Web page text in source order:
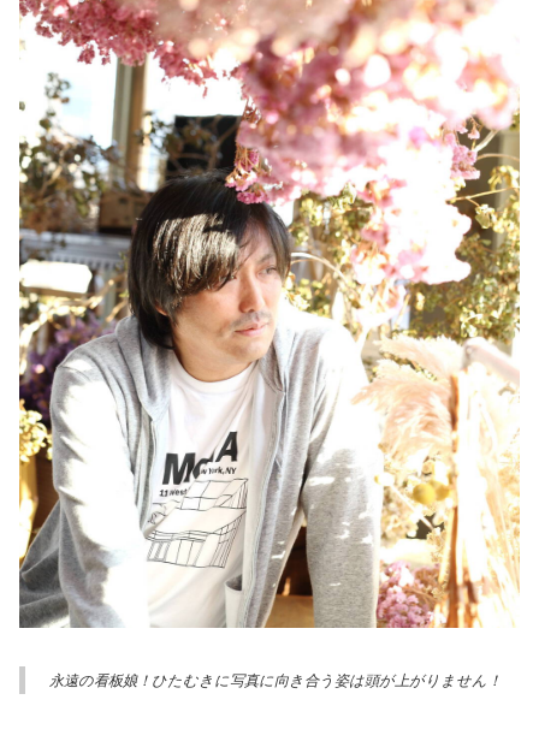
永遠の看板娘！ひたむきに写真に向き合う姿は頭が上がりません！